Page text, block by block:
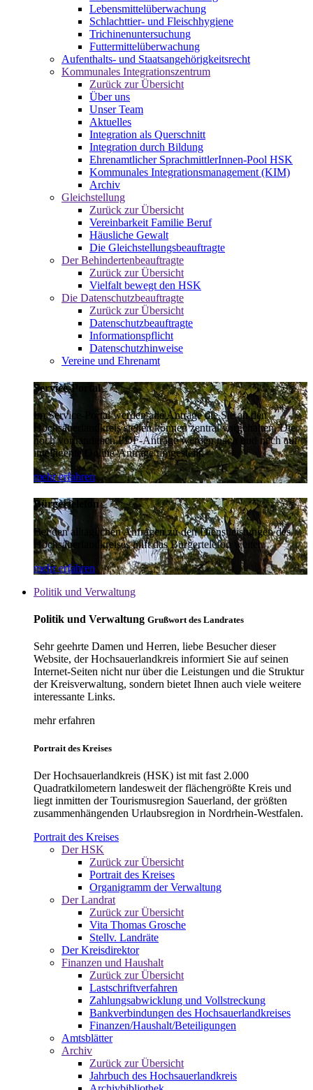
Lebensmittelüberwachung
Schlachttier- und Fleischhygiene
Trichinenuntersuchung
Futtermittelüberwachung
Aufenthalts- und Staatsangehörigkeitsrecht
Kommunales Integrationszentrum
Zurück zur Übersicht
Über uns
Unser Team
Aktuelles
Integration als Querschnitt
Integration durch Bildung
Ehrenamtlicher SprachmittlerInnen-Pool HSK
Kommunales Integrationsmanagement (KIM)
Archiv
Gleichstellung
Zurück zur Übersicht
Vereinbarkeit Familie Beruf
Häusliche Gewalt
Die Gleichstellungsbeauftragte
Der Behindertenbeauftragte
Zurück zur Übersicht
Vielfalt bewegt den HSK
Die Datenschutzbeauftragte
Zurück zur Übersicht
Datenschutzbeauftragte
Informationspflicht
Datenschutzhinweise
Vereine und Ehrenamt
Service-Portal
Im Service-Portal werden alle Anträge die Sie an den
Hochsauerlandkreis stellen können zentral vorgehalten. Die
noch vorhandenen PDF-Anträge werden nach und nach auf
intelligente Online-Anträge umgestellt.
mehr erfahren
Bürgertelefon
Bei den alltäglichen Anfragen zu den Dienstleistungen des
Hochsauerlandkreises hilft das Bürgertelefon weiter.
mehr erfahren
Politik und Verwaltung
Politik und Verwaltung Grußwort des Landrates
Sehr geehrte Damen und Herren, liebe Besucher dieser
Website, der Hochsauerlandkreis informiert Sie auf seinen
Internet-Seiten nicht nur über die Leistungen und die Struktur
der Kreisverwaltung, sondern bietet Ihnen auch viele weitere
interessante Links.
mehr erfahren
Portrait des Kreises
Der Hochsauerlandkreis (HSK) ist mit fast 2.000
Quadratkilometern landesweit der flächengrößte Kreis und
liegt inmitten der Tourismusregion Sauerland, der größten
zusammenhängenden Urlaubsregion in Nordrhein-Westfalen.
Portrait des Kreises
Der HSK
Zurück zur Übersicht
Portrait des Kreises
Organigramm der Verwaltung
Der Landrat
Zurück zur Übersicht
Vita Thomas Grosche
Stellv. Landräte
Der Kreisdirektor
Finanzen und Haushalt
Zurück zur Übersicht
Lastschriftverfahren
Zahlungsabwicklung und Vollstreckung
Bankverbindungen des Hochsauerlandkreises
Finanzen/Haushalt/Beteiligungen
Amtsblätter
Archiv
Zurück zur Übersicht
Jahrbuch des Hochsauerlandkreis